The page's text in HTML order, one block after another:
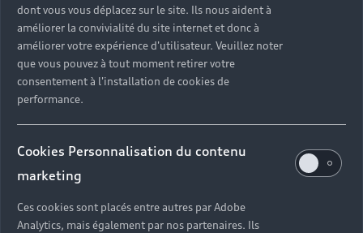
En branchant votre véhicule électrique sur une
borne de recharge, du courant alternatif est
envoyé vers le convertisseur. Cet élément interne
va alors le convertir en courant continu, le seul à
pouvoir être stocké dans la batterie de votre
le ou les moteurs afin de permettre la rotation
des roues. En roulant, l'énergie produite lors des
transmise à la batterie pour la régénérer.
dont vous vous déplacez sur le site. Ils nous aident à
améliorer la convivialité du site internet et donc à
améliorer votre expérience d'utilisateur. Veuillez noter
que vous pouvez à tout moment retirer votre
consentement à l'installation de cookies de
performance.
Cookies Personnalisation du contenu
marketing
Ces cookies sont placés entre autres par Adobe
Analytics, mais également par nos partenaires. Ils